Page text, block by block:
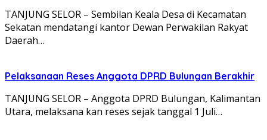
TANJUNG SELOR – Sembilan Keala Desa di Kecamatan
Sekatan mendatangi kantor Dewan Perwakilan Rakyat
Daerah…
Pelaksanaan Reses Anggota DPRD Bulungan Berakhir
TANJUNG SELOR – Anggota DPRD Bulungan, Kalimantan
Utara, melaksana kan reses sejak tanggal 1 Juli…